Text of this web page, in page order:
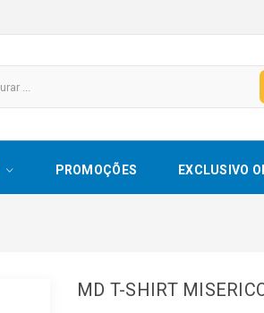
PROMOÇÕES EXCLUSIVO
MD T-SHIRT